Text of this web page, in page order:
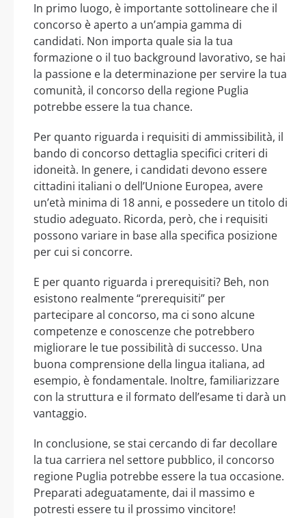
In primo luogo, è importante sottolineare che il
concorso è aperto a un’ampia gamma di
candidati. Non importa quale sia la tua
formazione o il tuo background lavorativo, se hai
la passione e la determinazione per servire la tua
comunità, il concorso della regione Puglia
potrebbe essere la tua chance.
Per quanto riguarda i requisiti di ammissibilità, il
bando di concorso dettaglia specifici criteri di
idoneità. In genere, i candidati devono essere
cittadini italiani o dell’Unione Europea, avere
un’età minima di 18 anni, e possedere un titolo di
studio adeguato. Ricorda, però, che i requisiti
possono variare in base alla specifica posizione
per cui si concorre.
E per quanto riguarda i prerequisiti? Beh, non
esistono realmente “prerequisiti” per
partecipare al concorso, ma ci sono alcune
competenze e conoscenze che potrebbero
migliorare le tue possibilità di successo. Una
buona comprensione della lingua italiana, ad
esempio, è fondamentale. Inoltre, familiarizzare
con la struttura e il formato dell’esame ti darà un
vantaggio.
In conclusione, se stai cercando di far decollare
la tua carriera nel settore pubblico, il concorso
regione Puglia potrebbe essere la tua occasione.
Preparati adeguatamente, dai il massimo e
potresti essere tu il prossimo vincitore!